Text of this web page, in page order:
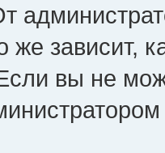
же зависит,
вы не